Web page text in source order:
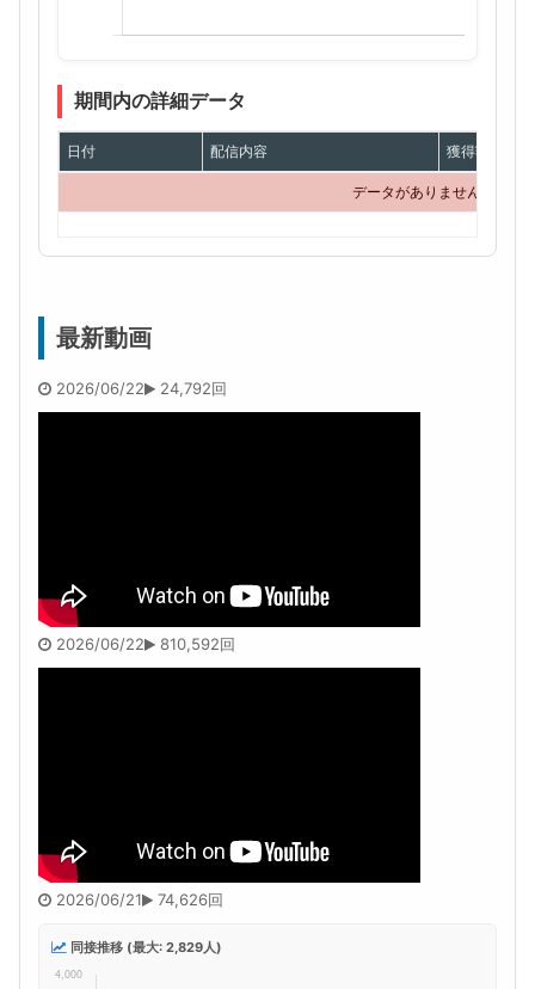
期間内の詳細データ
日付 配信内容 獲得額
データがありません
最新動画
2026/06/22 24,792回
2026/06/22 810,592回
2026/06/21 74,626回
同接推移 (最大: 2,829人)